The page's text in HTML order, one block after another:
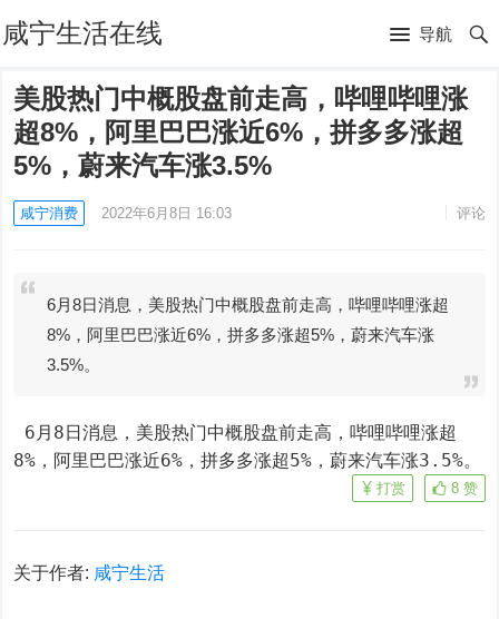
咸宁生活在线 导航
美股热门中概股盘前走高，哔哩哔哩涨
超8%，阿里巴巴涨近6%，拼多多涨超
5%，蔚来汽车涨3.5%
咸宁消费 2022年6月8日 16:03 评论
6月8日消息，美股热门中概股盘前走高，哔哩哔哩涨超
8%，阿里巴巴涨近6%，拼多多涨超5%，蔚来汽车涨
3.5%。
8%，阿里巴巴涨近6%，拼多多涨超5%，蔚来汽车涨3.5%。
8 赞
打赏
关于作者: 咸宁生活